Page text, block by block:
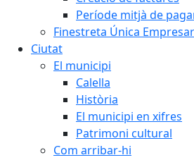
Període mitjà de
Finestreta Única
Ciutat
El municipi
Calella
Història
El municipi en xifres
Patrimoni cultural
Com arribar-hi